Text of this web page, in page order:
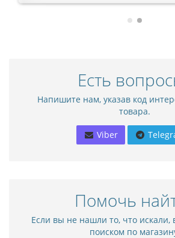
Есть
Напишите нам, указав код
товара.
Viber
Помочь
Если вы не нашли то, что искали,
поиском по